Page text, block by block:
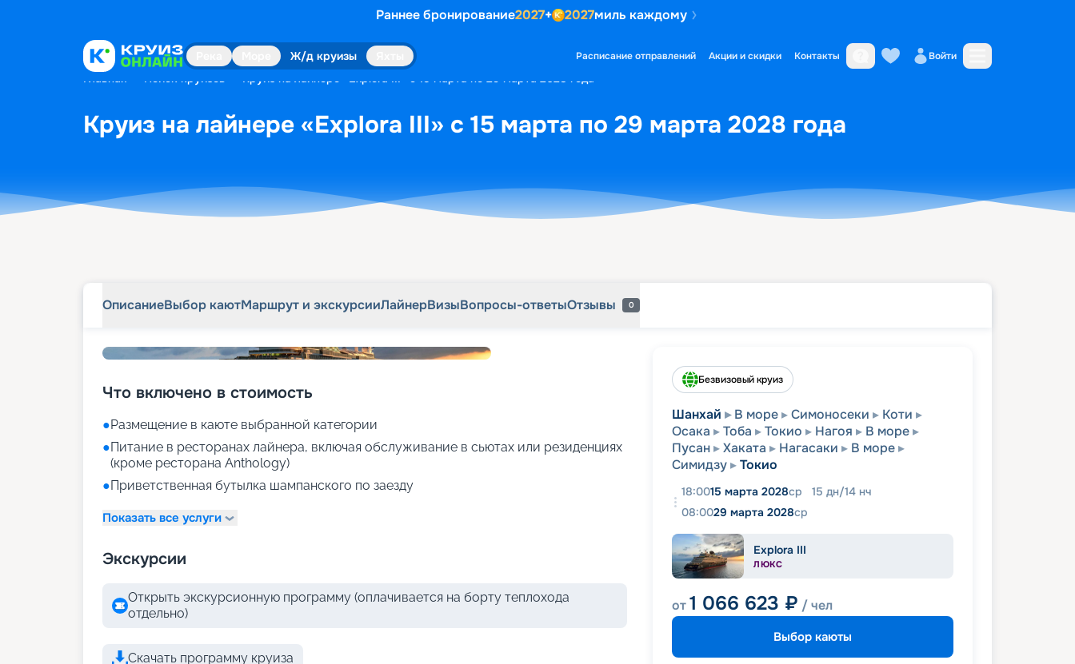
Раннее бронирование2027+ 2027миль каждому
Ж/д круизы Расписание отправлений Акции и скидки Контакты Войти
Главная Поиск круизов Круиз на лайнере «Explora III» с 15 марта по 29 марта 2028 года
Круиз на лайнере «Explora III» с 15 марта по 29 марта 2028 года
ОписаниеВыбор каютМаршрут и экскурсииЛайнерВизыВопросы-ответыОтзывы 0
Что включено в стоимость
●Размещение в каюте выбранной категории
●Питание в ресторанах лайнера, включая обслуживание в сьютах или резиденциях
(кроме ресторана Anthology)
●Приветственная бутылка шампанского по заезду
Показать все услуги
Экскурсии
Открыть экскурсионную программу (оплачивается на борту теплохода
отдельно)
Скачать программу круиза
Безвизовый круиз
Шанхай В море Симоносеки
Коти
Осака
Тоба Токио Нагоя
В море
Пусан
Хаката Нагасаки
В море
Симидзу
Токио
18:0015 марта 2028ср 15 дн/14 нч
08:0029 марта 2028ср
Explora III
ЛЮКС
от1 066 623 ₽ / чел
Выбор каюты